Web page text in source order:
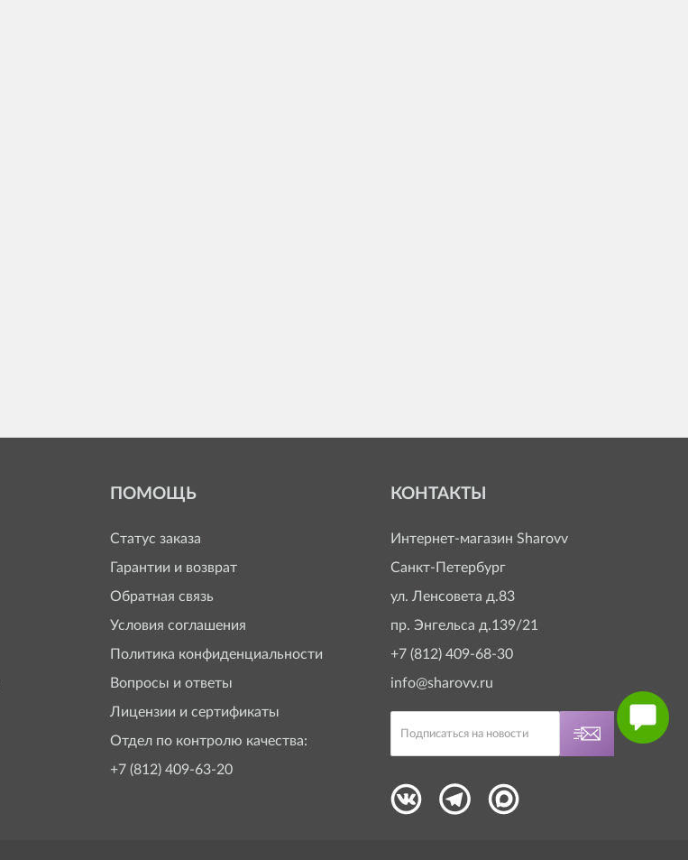
ПОМОЩЬ
Статус заказа
Гарантии и возврат
Обратная связь
Условия соглашения
Политика конфиденциальности
Вопросы и ответы
Лицензии и сертификаты
Отдел по контролю качества:
+7 (812) 409-63-20
КОНТАКТЫ
Интернет-магазин Sharovv
Санкт-Петербург
ул. Ленсовета д.83
пр. Энгельса д.139/21
+7 (812) 409-68-30
info@sharovv.ru